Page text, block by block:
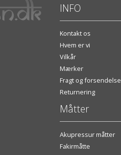
INFO
Kontakt os
Hvem er vi
Vilkår
Mærker
Fragt og forsendelse
Returnering
Måtter
Akupressur måtter
Fakirmåtte